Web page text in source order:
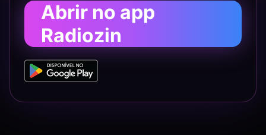
Abrir no app
Radiozin